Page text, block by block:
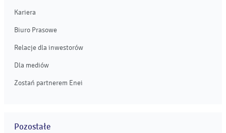
Kariera
Biuro Prasowe
Relacje dla inwestorów
Dla mediów
Zostań partnerem Enei
Pozostałe